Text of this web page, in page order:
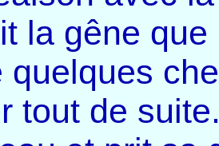
la gêne
quelques
tout de